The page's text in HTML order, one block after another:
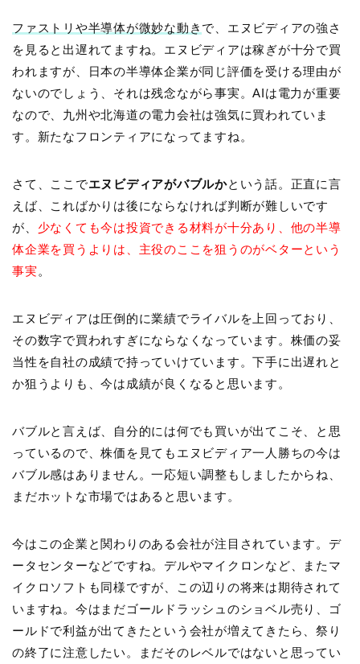
ファストリや半導体が微妙な動き で、エヌビディアの強さ
を見ると出遅れてますね。エヌビディアは稼ぎが十分で買
われますが、日本の半導体企業が同じ評価を受ける理由が
ないのでしょう、それは残念ながら事実。AIは電力が重要
なので、九州や北海道の電力会社は強気に買われていま
す。新たなフロンティアになってますね。
さて、ここでエヌビディアがバブルかという話。正直に言
えば、こればかりは後にならなければ判断が難しいです
が、 少なくても今は投資できる材料が十分あり、他の半導
体企業を買うよりは、主役のここを狙うのがベターという
事実 。
エヌビディアは圧倒的に業績でライバルを上回っており、
その数字で買われすぎにならなくなっています。株価の妥
当性を自社の成績で持っていけています。下手に出遅れと
か狙うよりも、今は成績が良くなると思います。
バブルと言えば、自分的には何でも買いが出てこそ、と思
っているので、株価を見てもエヌビディア一人勝ちの今は
バブル感はありません。一応短い調整もしましたからね、
まだホットな市場ではあると思います。
今はこの企業と関わりのある会社が注目されています。デ
ータセンターなどですね。デルやマイクロンなど、またマ
イクロソフトも同様ですが、この辺りの将来は期待されて
いますね。今はまだゴールドラッシュのショベル売り、ゴ
ールドで利益が出てきたという会社が増えてきたら、祭り
の終了に注意したい。まだそのレベルではないと思ってい